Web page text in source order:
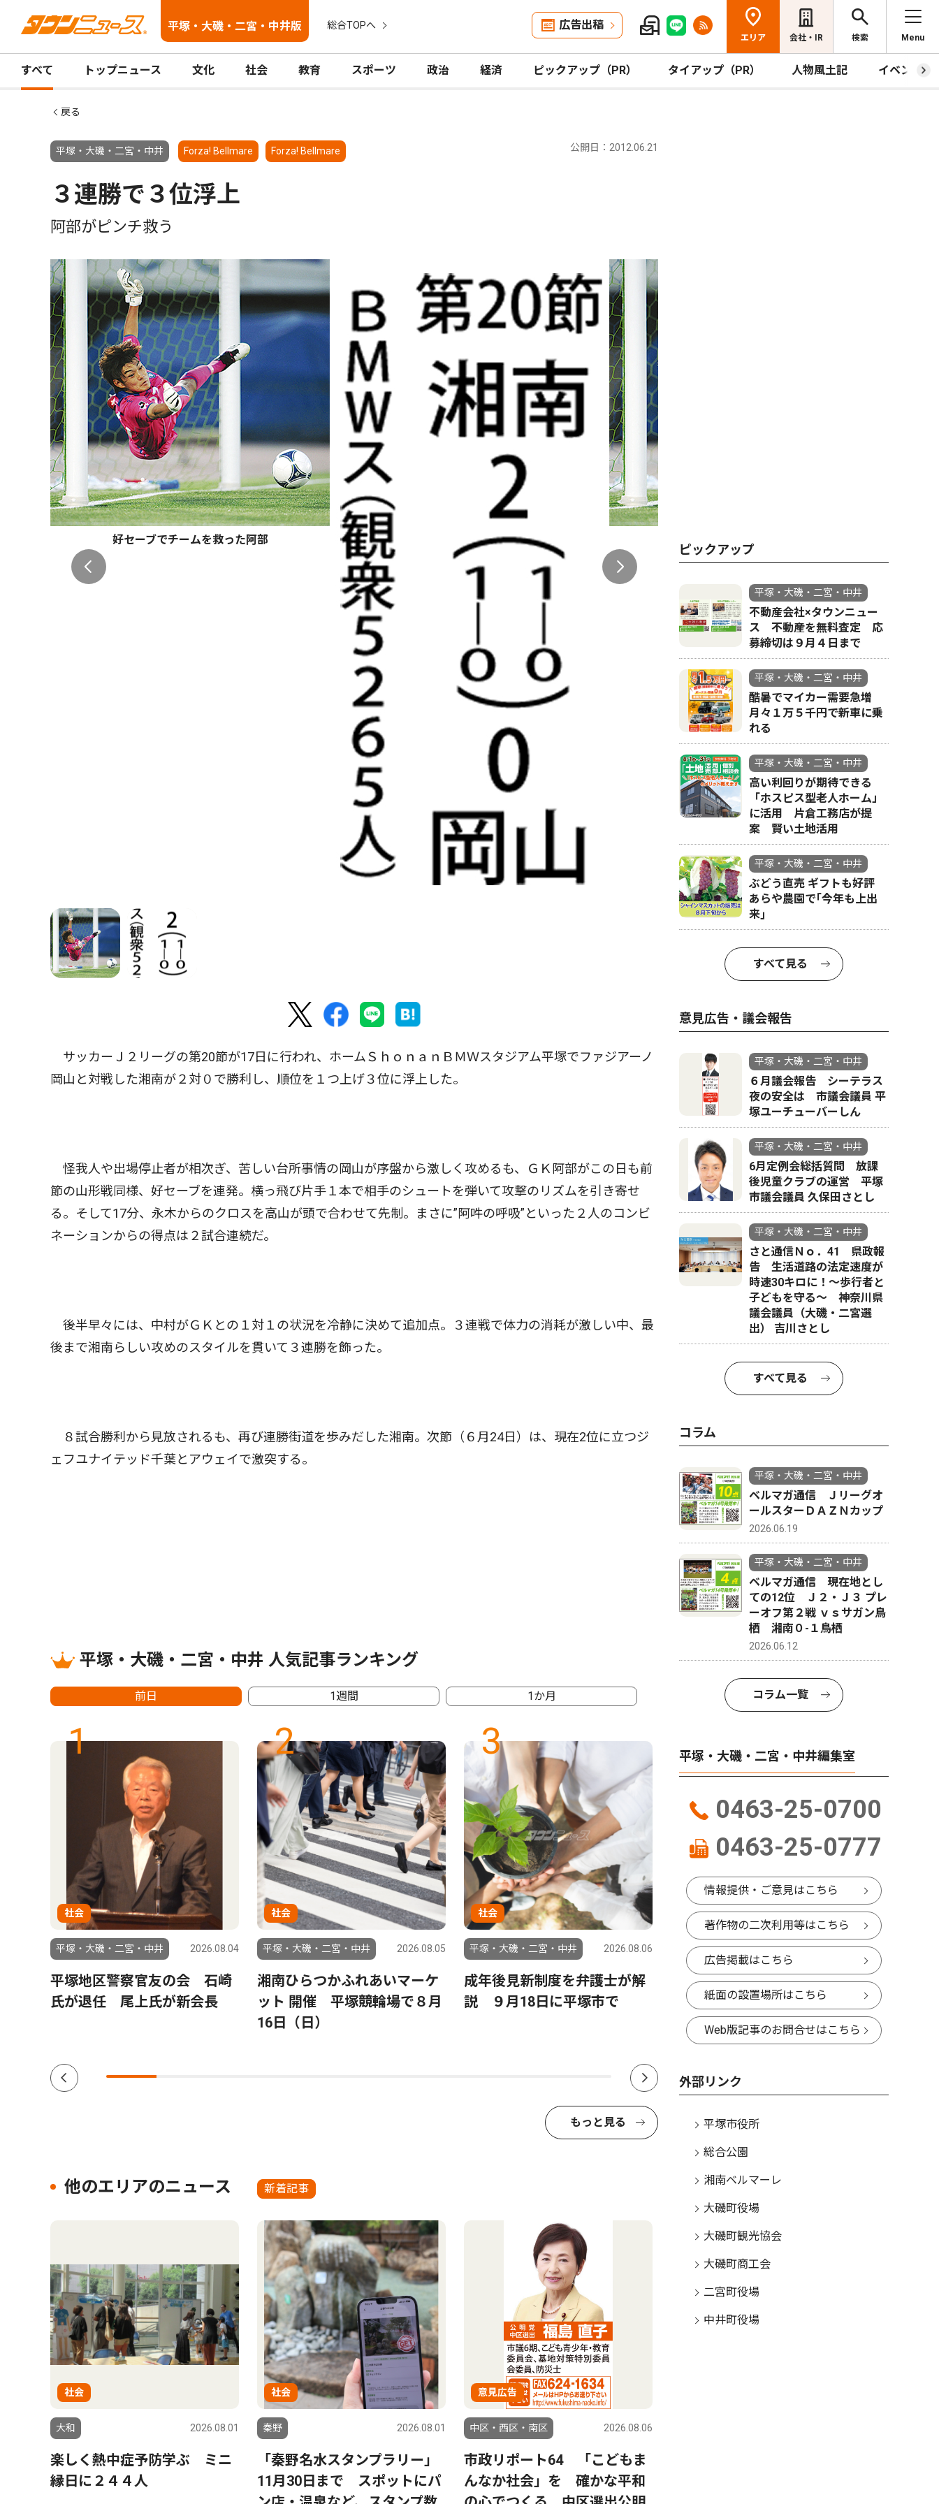
平塚・大磯・二宮・中井版 総合TOPへ 広告出稿
エリア 会社・IR 検索 Menu
すべて トップニュース 文化 社会 教育 スポーツ 政治 経済 ピックアップ（PR） タイアップ（PR） 人物風土記 イベント
戻る
平塚・大磯・二宮・中井 Forza! Bellmare Forza! Bellmare 公開日：2012.06.21
３連勝で３位浮上
阿部がピンチ救う
好セーブでチームを救った阿部
サッカーＪ２リーグの第20節が17日に行われ、ホームＳｈｏｎａｎＢＭＷスタジアム平塚でファジアーノ
岡山と対戦した湘南が２対０で勝利し、順位を１つ上げ３位に浮上した。
怪我人や出場停止者が相次ぎ、苦しい台所事情の岡山が序盤から激しく攻めるも、ＧＫ阿部がこの日も前
節の山形戦同様、好セーブを連発。横っ飛び片手１本で相手のシュートを弾いて攻撃のリズムを引き寄せ
る。そして17分、永木からのクロスを高山が頭で合わせて先制。まさに”阿吽の呼吸”といった２人のコンビ
ネーションからの得点は２試合連続だ。
後半早々には、中村がＧＫとの１対１の状況を冷静に決めて追加点。３連戦で体力の消耗が激しい中、最
後まで湘南らしい攻めのスタイルを貫いて３連勝を飾った。
８試合勝利から見放されるも、再び連勝街道を歩みだした湘南。次節（６月24日）は、現在2位に立つジ
ェフユナイテッド千葉とアウェイで激突する。
平塚・大磯・二宮・中井 人気記事ランキング
前日 1週間 1か月
1
社会
平塚・大磯・二宮・中井 2026.08.04
平塚地区警察官友の会 石崎
氏が退任 尾上氏が新会長
2
社会
平塚・大磯・二宮・中井 2026.08.05
湘南ひらつかふれあいマーケ
ット 開催 平塚競輪場で８月
16日（日）
3
社会
平塚・大磯・二宮・中井 2026.08.06
成年後見新制度を弁護士が解
説 ９月18日に平塚市で
4
スポーツ トップニュース
平塚・大磯・二宮・中井 2026.07.31
金目中・花待さん土沢中・荻
野さん 全国・関東で活躍誓
う 1500ｍと100ｍに出場
挙 現職
投開票は
もっと見る
他のエリアのニュース 新着記事
社会
大和 2026.08.01
楽しく熱中症予防学ぶ ミニ
縁日に２４４人
社会
秦野 2026.08.01
「秦野名水スタンプラリー」
11月30日まで スポットにパ
意見広告
中区・西区・南区 2026.08.06
市政リポート64 「こどもま
んなか社会」を 確かな平和
ピックアップ
平塚・大磯・二宮・中井
不動産会社×タウンニュー
ス 不動産を無料査定 応
募締切は９月４日まで
平塚・大磯・二宮・中井
酷暑でマイカー需要急増
月々１万５千円で新車に乗
れる
平塚・大磯・二宮・中井
高い利回りが期待できる
「ホスピス型老人ホーム」
に活用 片倉工務店が提
案 賢い土地活用
平塚・大磯・二宮・中井
ぶどう直売 ギフトも好評
あらや農園で｢今年も上出
来｣
すべて見る
意見広告・議会報告
平塚・大磯・二宮・中井
６月議会報告 シーテラス
夜の安全は 市議会議員 平
塚ユーチューバーしん
平塚・大磯・二宮・中井
6月定例会総括質問 放課
後児童クラブの運営 平塚
市議会議員 久保田さとし
平塚・大磯・二宮・中井
さと通信Ｎｏ．41 県政報
告 生活道路の法定速度が
時速30キロに！〜歩行者と
子どもを守る〜 神奈川県
議会議員（大磯・二宮選
出） 吉川さとし
すべて見る
コラム
平塚・大磯・二宮・中井
ベルマガ通信 Ｊリーグオ
ールスターＤＡＺＮカップ
2026.06.19
平塚・大磯・二宮・中井
ベルマガ通信 現在地とし
ての12位 Ｊ２・Ｊ３ プレ
ーオフ第２戦 ｖｓサガン鳥
栖 湘南０-１鳥栖
2026.06.12
コラム一覧
平塚・大磯・二宮・中井編集室
0463-25-0700
0463-25-0777
情報提供・ご意見はこちら
著作物の二次利用等はこちら
広告掲載はこちら
紙面の設置場所はこちら
Web版記事のお問合せはこちら
外部リンク
平塚市役所
総合公園
湘南ベルマーレ
大磯町役場
大磯町観光協会
大磯町商工会
二宮町役場
中井町役場